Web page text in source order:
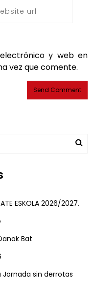
y web en
vez que comente.
ESKOLA 2026/2027.
Bat
sin derrotas